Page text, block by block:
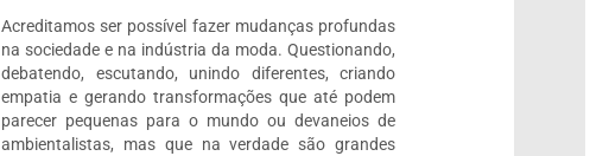
Acreditamos ser possível fazer mudanças profundas
na sociedade e na indústria da moda. Questionando,
debatendo, escutando, unindo diferentes, criando
empatia e gerando transformações que até podem
parecer pequenas para o mundo ou devaneios de
ambientalistas, mas que na verdade são grandes